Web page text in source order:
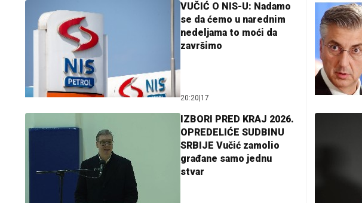
VUČIĆ O NIS-U: Nadamo
se da ćemo u narednim
nedeljama to moći da
završimo
20:20 17
IZBORI PRED KRAJ 2026.
OPREDELIĆE SUDBINU
SRBIJE Vučić zamolio
građane samo jednu
stvar